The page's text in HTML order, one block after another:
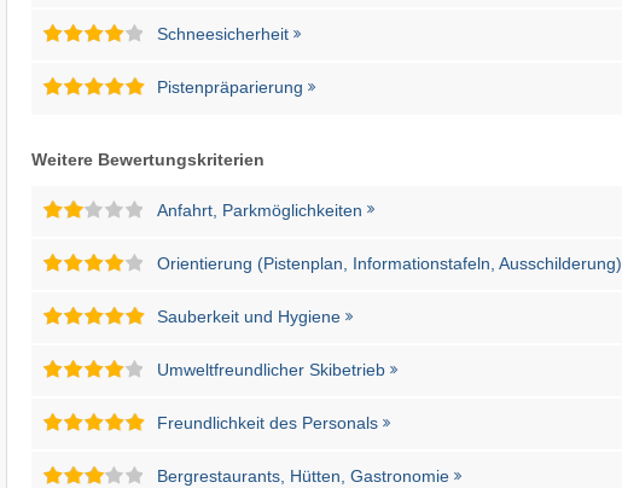
Schneesicherheit
Pistenpräparierung
Weitere Bewertungskriterien
Anfahrt, Parkmöglichkeiten
Orientierung (Pistenplan, Informationstafeln, Ausschilderung)
Sauberkeit und Hygiene
Umweltfreundlicher Skibetrieb
Freundlichkeit des Personals
Bergrestaurants, Hütten, Gastronomie